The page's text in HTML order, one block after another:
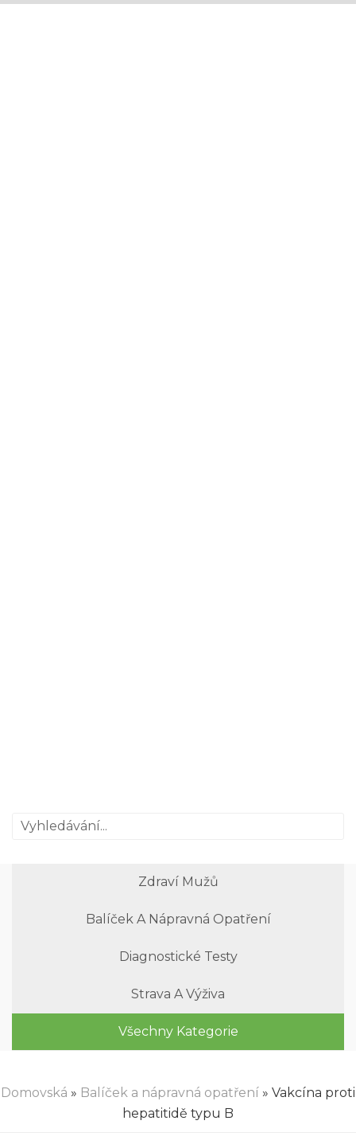
Zdraví Mužů
Balíček A Nápravná Opatření
Diagnostické Testy
Strava A Výživa
Všechny Kategorie
Domovská » Balíček a nápravná opatření » Vakcína proti
hepatitidě typu B